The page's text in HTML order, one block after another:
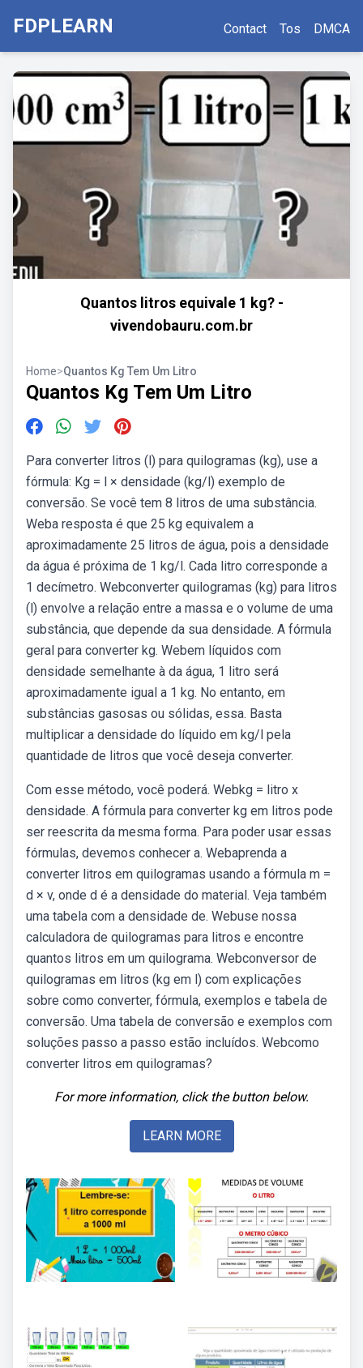
FDPLEARN Contact Tos DMCA
Quantos litros equivale 1 kg? -
vivendobauru.com.br
Home>Quantos Kg Tem Um Litro
Quantos Kg Tem Um Litro
Para converter litros (l) para quilogramas (kg), use a
fórmula: Kg = l × densidade (kg/l) exemplo de
conversão. Se você tem 8 litros de uma substância.
Weba resposta é que 25 kg equivalem a
aproximadamente 25 litros de água, pois a densidade
da água é próxima de 1 kg/l. Cada litro corresponde a
1 decímetro. Webconverter quilogramas (kg) para litros
(l) envolve a relação entre a massa e o volume de uma
substância, que depende da sua densidade. A fórmula
geral para converter kg. Webem líquidos com
densidade semelhante à da água, 1 litro será
aproximadamente igual a 1 kg. No entanto, em
substâncias gasosas ou sólidas, essa. Basta
multiplicar a densidade do líquido em kg/l pela
quantidade de litros que você deseja converter.
Com esse método, você poderá. Webkg = litro x
densidade. A fórmula para converter kg em litros pode
ser reescrita da mesma forma. Para poder usar essas
fórmulas, devemos conhecer a. Webaprenda a
converter litros em quilogramas usando a fórmula m =
d × v, onde d é a densidade do material. Veja também
uma tabela com a densidade de. Webuse nossa
calculadora de quilogramas para litros e encontre
quantos litros em um quilograma. Webconversor de
quilogramas em litros (kg em l) com explicações
sobre como converter, fórmula, exemplos e tabela de
conversão. Uma tabela de conversão e exemplos com
soluções passo a passo estão incluídos. Webcomo
converter litros em quilogramas?
For more information, click the button below.
LEARN MORE